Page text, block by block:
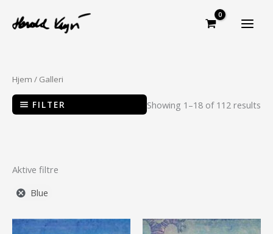
rett
Hjem / Galleri
FILTER Showing 1–18 of 112 results
Aktive filtre
Blue